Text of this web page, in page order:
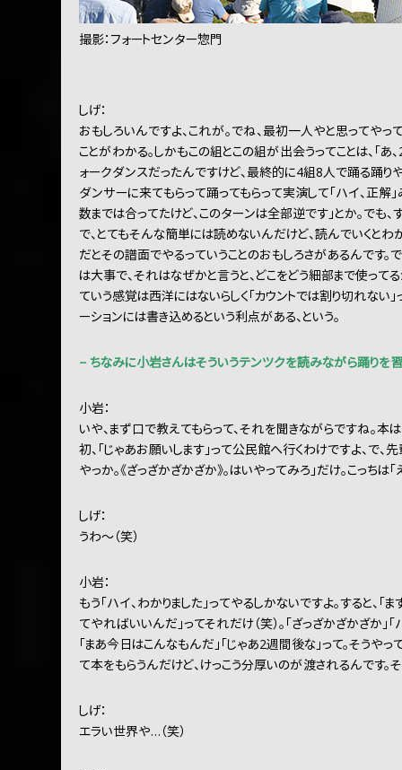
撮影：フォートセンター惣門
しげ：
おもしろいんですよ、これが。でね、最初一人やと思ってやっ
ことがわかる。しかもこの組とこの組が出会うってことは、「
ォークダンスだったんですけど、最終的に4組8人で踊る踊り
ダンサーに来てもらって踊ってもらって実演して「ハイ、正解
数までは合ってたけど、このターンは全部逆です」とか。でも
で、とてもそんな簡単には読めないんだけど、読んでいくと
だとその譜面でやるっていうことのおもしろさがあるんです。
は大事で、それはなぜかと言うと、どこをどう細部まで使って
ていう感覚は西洋にはないらしく「カウントでは割り切れない
ーションには書き込めるという利点がある、という。
− ちなみに小岩さんはそういうテンツクを読みながら踊りを
小岩：
いや、まず口で教えてもらって、それを聞きながらですね。本
初、「じゃあお願いします」って公民館へ行くわけですよ、で、
やっか。《ざっざかざかざか》。はいやってみろ」だけ。こっちは「
しげ：
うわ～（笑）
小岩：
もう「ハイ、わかりました」ってやるしかないですよ。すると、
てやればいいんだ」ってそれだけ（笑）。「ざっざかざかざか」
「まあ今日はこんなもんだ」「じゃあ2週間後な」って。そうや
て本をもらうんだけど、けっこう分厚いのが渡されるんです。
しげ：
エラい世界や…（笑）